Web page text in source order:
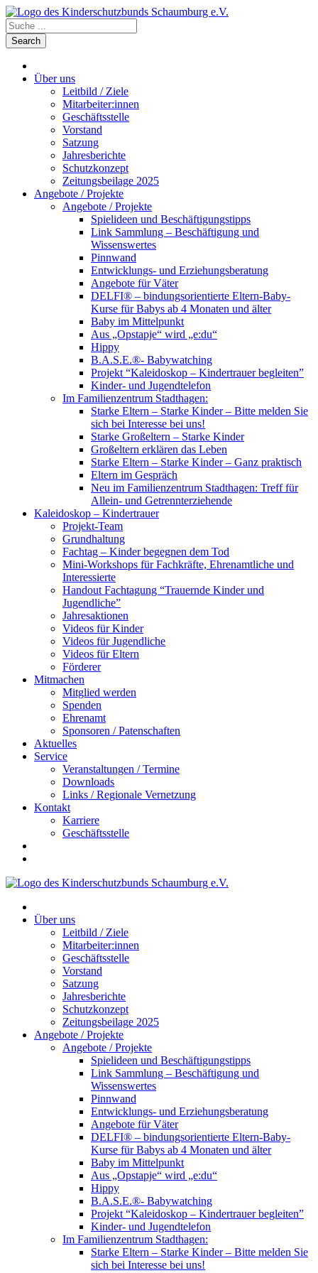
Über uns
Leitbild / Ziele
Mitarbeiter:innen
Geschäftsstelle
Vorstand
Satzung
Jahresberichte
Schutzkonzept
Zeitungsbeilage 2025
Angebote / Projekte
Angebote / Projekte
Spielideen und Beschäftigungstipps
Link Sammlung – Beschäftigung und
Wissenswertes
Pinnwand
Entwicklungs- und Erziehungsberatung
Angebote für Väter
DELFI® – bindungsorientierte Eltern-Baby-
Kurse für Babys ab 4 Monaten und älter
Baby im Mittelpunkt
Aus „Opstapje“ wird „e:du“
Hippy
B.A.S.E.®- Babywatching
Projekt “Kaleidoskop – Kindertrauer begleiten”
Kinder- und Jugendtelefon
Im Familienzentrum Stadthagen:
Starke Eltern – Starke Kinder – Bitte melden Sie
sich bei Interesse bei uns!
Starke Großeltern – Starke Kinder
Großeltern erklären das Leben
Starke Eltern – Starke Kinder – Ganz praktisch
Eltern im Gespräch
Neu im Familienzentrum Stadthagen: Treff für
Allein- und Getrennterziehende
Kaleidoskop – Kindertrauer
Projekt-Team
Grundhaltung
Fachtag – Kinder begegnen dem Tod
Mini-Workshops für Fachkräfte, Ehrenamtliche und
Interessierte
Handout Fachtagung “Trauernde Kinder und
Jugendliche”
Jahresaktionen
Videos für Kinder
Videos für Jugendliche
Videos für Eltern
Förderer
Mitmachen
Mitglied werden
Spenden
Ehrenamt
Sponsoren / Patenschaften
Aktuelles
Service
Veranstaltungen / Termine
Downloads
Links / Regionale Vernetzung
Kontakt
Karriere
Geschäftsstelle
Über uns
Leitbild / Ziele
Mitarbeiter:innen
Geschäftsstelle
Vorstand
Satzung
Jahresberichte
Schutzkonzept
Zeitungsbeilage 2025
Angebote / Projekte
Angebote / Projekte
Spielideen und Beschäftigungstipps
Link Sammlung – Beschäftigung und
Wissenswertes
Pinnwand
Entwicklungs- und Erziehungsberatung
Angebote für Väter
DELFI® – bindungsorientierte Eltern-Baby-
Kurse für Babys ab 4 Monaten und älter
Baby im Mittelpunkt
Aus „Opstapje“ wird „e:du“
Hippy
B.A.S.E.®- Babywatching
Projekt “Kaleidoskop – Kindertrauer begleiten”
Kinder- und Jugendtelefon
Im Familienzentrum Stadthagen:
Starke Eltern – Starke Kinder – Bitte melden Sie
sich bei Interesse bei uns!